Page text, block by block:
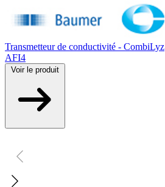
Transmetteur de conductivité - CombiLyz
AFI4
Voir le produit